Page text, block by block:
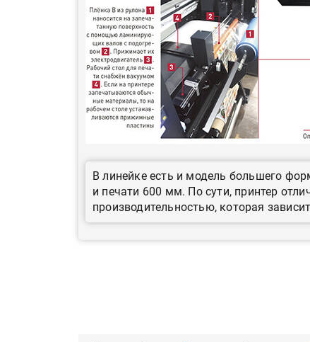
В линейке есть и модель большего
и печати 600 мм. По сути, принтер
производительностью, которая
запущен в компании